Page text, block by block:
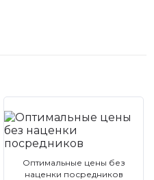
Оптимальные цены без
наценки посредников